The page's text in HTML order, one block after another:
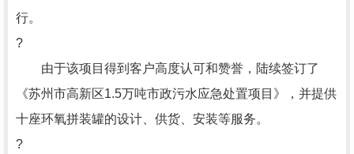
行。
?
由于该项目得到客户高度认可和赞誉，陆续签订了
《苏州市高新区1.5万吨市政污水应急处置项目》，并提供
十座环氧拼装罐的设计、供货、安装等服务。
?